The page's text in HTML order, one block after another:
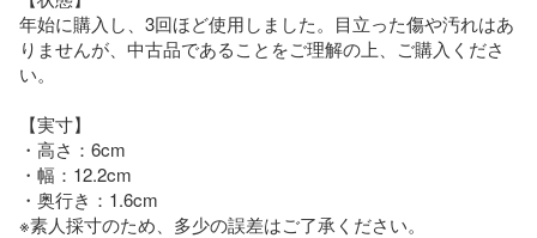
年始に購入し、3回ほど使用しました。目立った傷や汚れはあ
りませんが、中古品であることをご理解の上、ご購入くださ
い。
【実寸】
・高さ：6cm
・幅：12.2cm
・奥行き：1.6cm
※素人採寸のため、多少の誤差はご了承ください。